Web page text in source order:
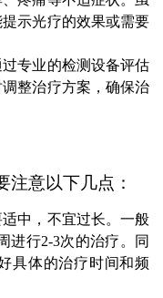
示光疗的效果或需要
专业的检测设备评估
整治疗方案，确保治
注意以下几点：
适中，不宜过长。一般
进行2-3次的治疗。同
具体的治疗时间和频